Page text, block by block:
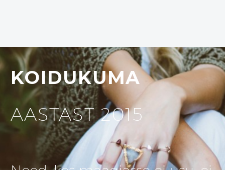
KOIDUKUMA
AASTAST 2015